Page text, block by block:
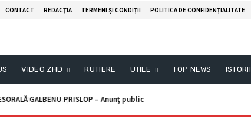
CONTACT REDACŢIA TERMENI ȘI CONDIȚII POLITICA DE CONFIDENȚIALITATE
VIDEO ZHD RUTIERE UTILE TOP NEWS ISTORII
GALBENU PRISLOP – Anunţ public
– Anunţ licitaţie